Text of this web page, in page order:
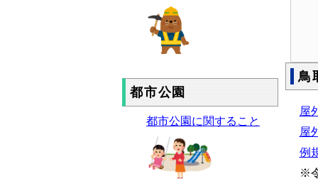
都市公園
都市公園に関すること
鳥
屋
屋
例
※